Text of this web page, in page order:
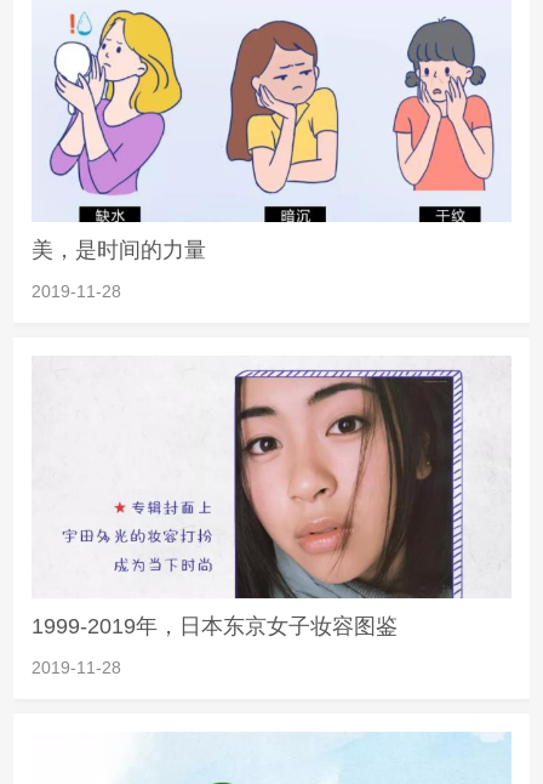
美，是时间的力量
2019-11-28
1999-2019年，日本东京女子妆容图鉴
2019-11-28